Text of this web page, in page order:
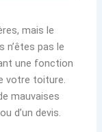
mais le
n’êtes pas le
une fonction
votre toiture.
mauvaises
d’un devis.